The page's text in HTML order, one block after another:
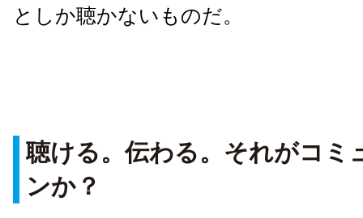
としか聴かないものだ。
聴ける。伝わる。それがコミ
ンか？